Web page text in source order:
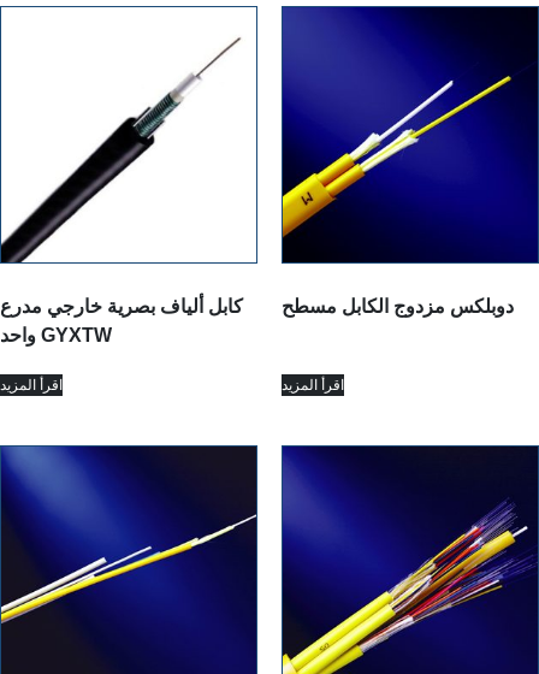
كابل ألياف بصرية خارجي مدرع
واحد GYXTW
اقرأ المزيد
دوبلكس مزدوج الكابل مسطح
اقرأ المزيد